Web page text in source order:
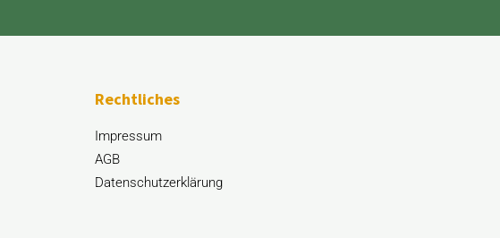
Rechtliches
Impressum
AGB
Datenschutzerklärung